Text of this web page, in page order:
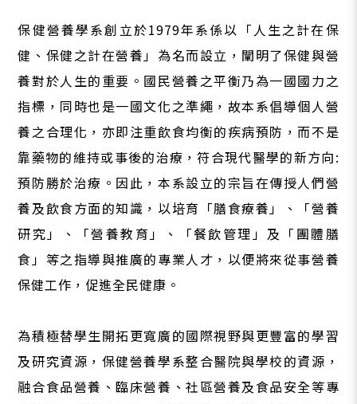
保健營養學系創立於1979年系係以「人生之計在保
健、保健之計在營養」為名而設立，闡明了保健與營
養對於人生的重要。國民營養之平衡乃為一國國力之
指標，同時也是一國文化之準繩，故本系倡導個人營
養之合理化，亦即注重飲食均衡的疾病預防，而不是
靠藥物的維持或事後的治療，符合現代醫學的新方向:
預防勝於治療。因此，本系設立的宗旨在傳授人們營
養及飲食方面的知識，以培育「膳食療養」、「營養
研究」、「營養教育」、「餐飲管理」及「團體膳
食」等之指導與推廣的專業人才，以便將來從事營養
保健工作，促進全民健康。
為積極替學生開拓更寬廣的國際視野與更豐富的學習
及研究資源，保健營養學系整合醫院與學校的資源，
融合食品營養、臨床營養、社區營養及食品安全等專